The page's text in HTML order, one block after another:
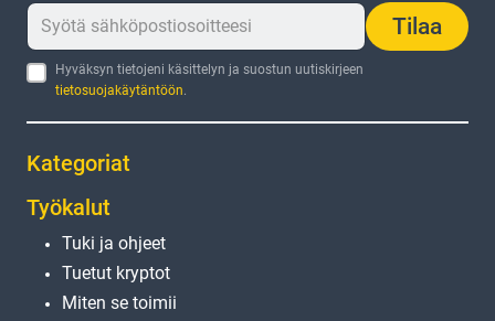
Tilaa
Hyväksyn tietojeni käsittelyn ja suostun uutiskirjeen
tietosuojakäytäntöön.
Kategoriat
Työkalut
Tuki ja ohjeet
Tuetut kryptot
Miten se toimii